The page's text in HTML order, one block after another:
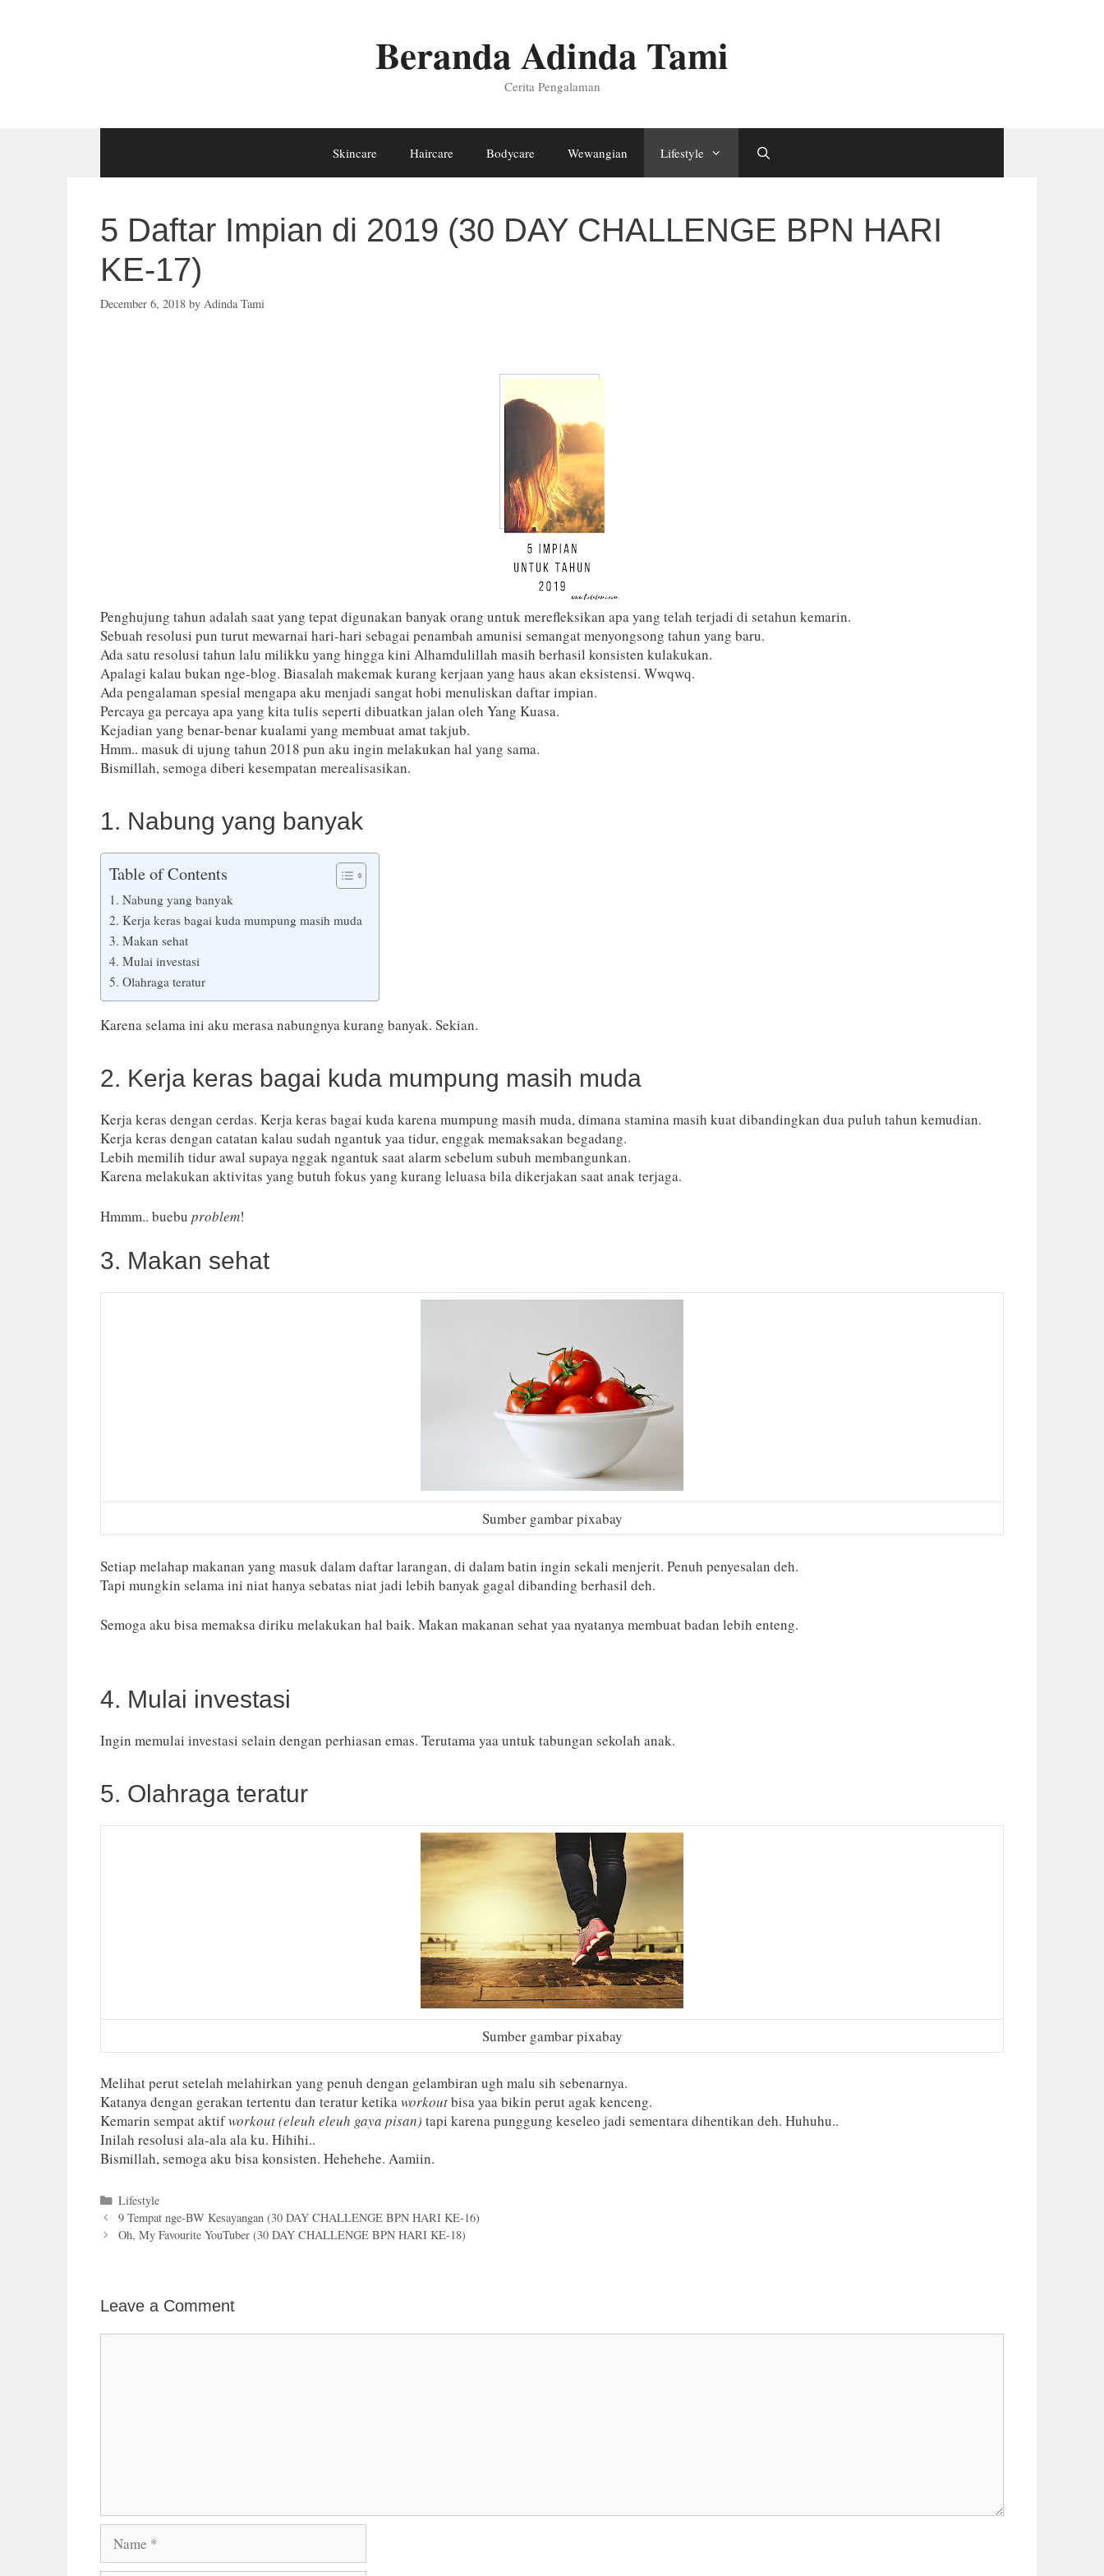
Beranda Adinda Tami
Cerita Pengalaman
Skincare Haircare Bodycare Wewangian Lifestyle
5 Daftar Impian di 2019 (30 DAY CHALLENGE BPN HARI
KE-17)
December 6, 2018 by Adinda Tami
Penghujung tahun adalah saat yang tepat digunakan banyak orang untuk merefleksikan apa yang telah terjadi di setahun kemarin.
Sebuah resolusi pun turut mewarnai hari-hari sebagai penambah amunisi semangat menyongsong tahun yang baru.
Ada satu resolusi tahun lalu milikku yang hingga kini Alhamdulillah masih berhasil konsisten kulakukan.
Apalagi kalau bukan nge-blog. Biasalah makemak kurang kerjaan yang haus akan eksistensi. Wwqwq.
Ada pengalaman spesial mengapa aku menjadi sangat hobi menuliskan daftar impian.
Percaya ga percaya apa yang kita tulis seperti dibuatkan jalan oleh Yang Kuasa.
Kejadian yang benar-benar kualami yang membuat amat takjub.
Hmm.. masuk di ujung tahun 2018 pun aku ingin melakukan hal yang sama.
Bismillah, semoga diberi kesempatan merealisasikan.
1. Nabung yang banyak
Table of Contents
1. Nabung yang banyak
2. Kerja keras bagai kuda mumpung masih muda
3. Makan sehat
4. Mulai investasi
5. Olahraga teratur
Karena selama ini aku merasa nabungnya kurang banyak. Sekian.
2. Kerja keras bagai kuda mumpung masih muda
Kerja keras dengan cerdas. Kerja keras bagai kuda karena mumpung masih muda, dimana stamina masih kuat dibandingkan dua puluh tahun kemudian.
Kerja keras dengan catatan kalau sudah ngantuk yaa tidur, enggak memaksakan begadang.
Lebih memilih tidur awal supaya nggak ngantuk saat alarm sebelum subuh membangunkan.
Karena melakukan aktivitas yang butuh fokus yang kurang leluasa bila dikerjakan saat anak terjaga.
Hmmm.. buebu problem!
3. Makan sehat
Sumber gambar pixabay
Setiap melahap makanan yang masuk dalam daftar larangan, di dalam batin ingin sekali menjerit. Penuh penyesalan deh.
Tapi mungkin selama ini niat hanya sebatas niat jadi lebih banyak gagal dibanding berhasil deh.
Semoga aku bisa memaksa diriku melakukan hal baik. Makan makanan sehat yaa nyatanya membuat badan lebih enteng.
4. Mulai investasi
Ingin memulai investasi selain dengan perhiasan emas. Terutama yaa untuk tabungan sekolah anak.
5. Olahraga teratur
Sumber gambar pixabay
Melihat perut setelah melahirkan yang penuh dengan gelambiran ugh malu sih sebenarnya.
Katanya dengan gerakan tertentu dan teratur ketikaworkoutbisa yaa bikin perut agak kenceng.
Kemarin sempat aktifworkout (eleuh eleuh gaya pisan) tapi karena punggung keseleo jadi sementara dihentikan deh. Huhuhu..
Inilah resolusi ala-ala ala ku. Hihihi..
Bismillah, semoga aku bisa konsisten. Hehehehe. Aamiin.
Categories
Lifestyle
9 Tempat nge-BW Kesayangan (30 DAY CHALLENGE BPN HARI KE-16)
Oh, My Favourite YouTuber (30 DAY CHALLENGE BPN HARI KE-18)
Leave a Comment